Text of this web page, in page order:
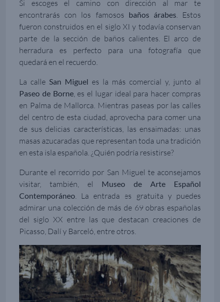
Si escoges el camino con dirección al mar te
encontrarás con los famosos baños árabes . Estos
fueron construidos en el siglo XI y todavía conservan
parte de la sección de baños calientes. El arco de
herradura es perfecto para una fotografía que
quedará en el recuerdo.
La calle San Miguel es la más comercial y, junto al
Paseo de Borne, es el lugar ideal para hacer compras
en Palma de Mallorca. Mientras paseas por las calles
del centro de esta ciudad, aprovecha para comer una
de sus delicias características, las ensaimadas: unas
masas azucaradas que representan toda una tradición
en esta isla española. ¿Quién podría resistirse?
Durante el recorrido por San Miguel te aconsejamos
visitar, también, el Museo de Arte Español
Contemporáneo . La entrada es gratuita y puedes
admirar una colección de más de 69 obras españolas
del siglo XX entre las que destacan creaciones de
Picasso, Dalí y Barceló, entre otros.